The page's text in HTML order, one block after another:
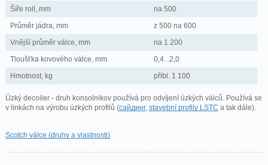
Šíře roll, mm
na 500
Průměr jádra, mm
z 500 na 600
Vnější průměr válce, mm
na 1 200
Tloušťka kovového válce, mm
0,4...2,0
Hmotnost, kg
přibl. 1 100
Úzký decoiler - druh konsolnikov používá pro odvíjení úzkých válců. Používá se
v linkách na výrobu úzkých profilů (сайдинг, stavební profily LSTC a tak dále).
Scotch válce (druhy a vlastnosti)